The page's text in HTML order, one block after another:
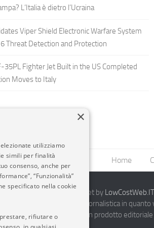
L’Italia è dietro l’Ucraina
Viper Shield Electronic Warfare System
Threat Detection and Protection
35PL Fighter Jet Built in the US Completed
Moves to Italy
Home
- Creazione Siti Internet by
rappresenta una testata giornalistica in
può pertanto considerarsi un prodotto
Completo
×
utilizziamo
simili per finalità
consenso, anche per
“Funzionalità”
specificato nella cookie
rifiutare o